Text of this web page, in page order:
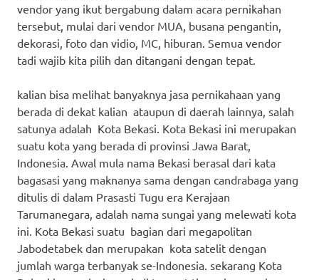
vendor yang ikut bergabung dalam acara pernikahan
tersebut, mulai dari vendor MUA, busana pengantin,
dekorasi, foto dan vidio, MC, hiburan. Semua vendor
tadi wajib kita pilih dan ditangani dengan tepat.
kalian bisa melihat banyaknya jasa pernikahaan yang
berada di dekat kalian ataupun di daerah lainnya, salah
satunya adalah Kota Bekasi. Kota Bekasi ini merupakan
suatu kota yang berada di provinsi Jawa Barat,
Indonesia. Awal mula nama Bekasi berasal dari kata
bagasasi yang maknanya sama dengan candrabaga yang
ditulis di dalam Prasasti Tugu era Kerajaan
Tarumanegara, adalah nama sungai yang melewati kota
ini. Kota Bekasi suatu bagian dari megapolitan
Jabodetabek dan merupakan kota satelit dengan
jumlah warga terbanyak se-Indonesia. sekarang Kota